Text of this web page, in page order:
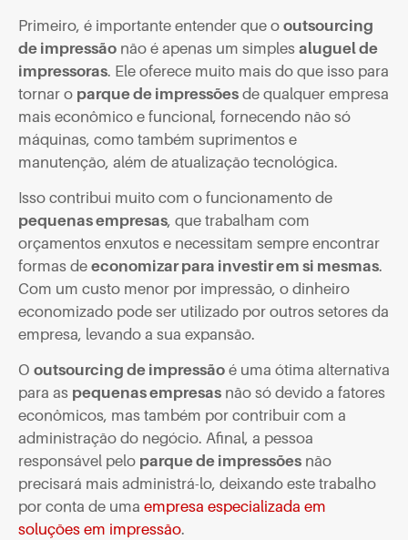
Primeiro, é importante entender que o outsourcing
de impressão não é apenas um simples aluguel de
impressoras. Ele oferece muito mais do que isso para
tornar o parque de impressões de qualquer empresa
mais econômico e funcional, fornecendo não só
máquinas, como também suprimentos e
manutenção, além de atualização tecnológica.
Isso contribui muito com o funcionamento de
pequenas empresas, que trabalham com
orçamentos enxutos e necessitam sempre encontrar
formas de economizar para investir em si mesmas.
Com um custo menor por impressão, o dinheiro
economizado pode ser utilizado por outros setores da
empresa, levando a sua expansão.
O outsourcing de impressão é uma ótima alternativa
para as pequenas empresas não só devido a fatores
econômicos, mas também por contribuir com a
administração do negócio. Afinal, a pessoa
responsável pelo parque de impressões não
precisará mais administrá-lo, deixando este trabalho
por conta de uma empresa especializada em
soluções em impressão.